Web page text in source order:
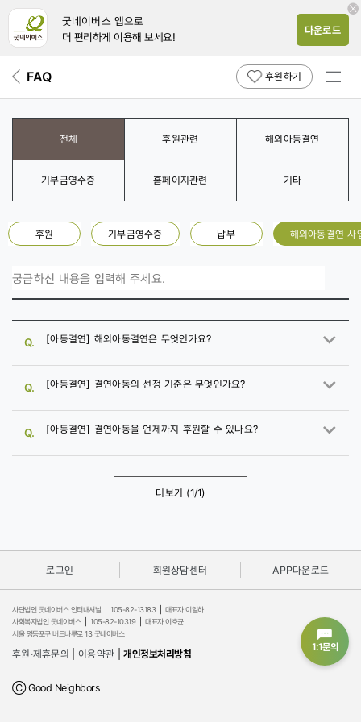
굿네이버스 앱으로
더 편리하게 이용해 보세요!
다운로드
뒤 FAQ 후원하기
전체
메뉴
보기
전체 후원관련 해외아동결연
기부금영수증 홈페이지관련 기타
후원 기부금영수증 납부 해외아동결연 사
Q. [아동결연] 해외아동결연은 무엇인가요?
Q. [아동결연] 결연아동의 선정 기준은 무엇인가요?
Q. [아동결연] 결연아동을 언제까지 후원할 수 있나요?
더보기 (1/1)
1:1문의
로그인 회원상담센터 APP다운로드
사단법인 굿네이버스 인터내셔날 105-82-13183
대표자 이일하
사회복지법인 굿네이버스
105-82-10319
대표자 이호균
서울 영등포구 버드나루로 13 굿네이버스
후원·제휴문의 이용약관 개인정보처리방침
Ⓒ Good Neighbors